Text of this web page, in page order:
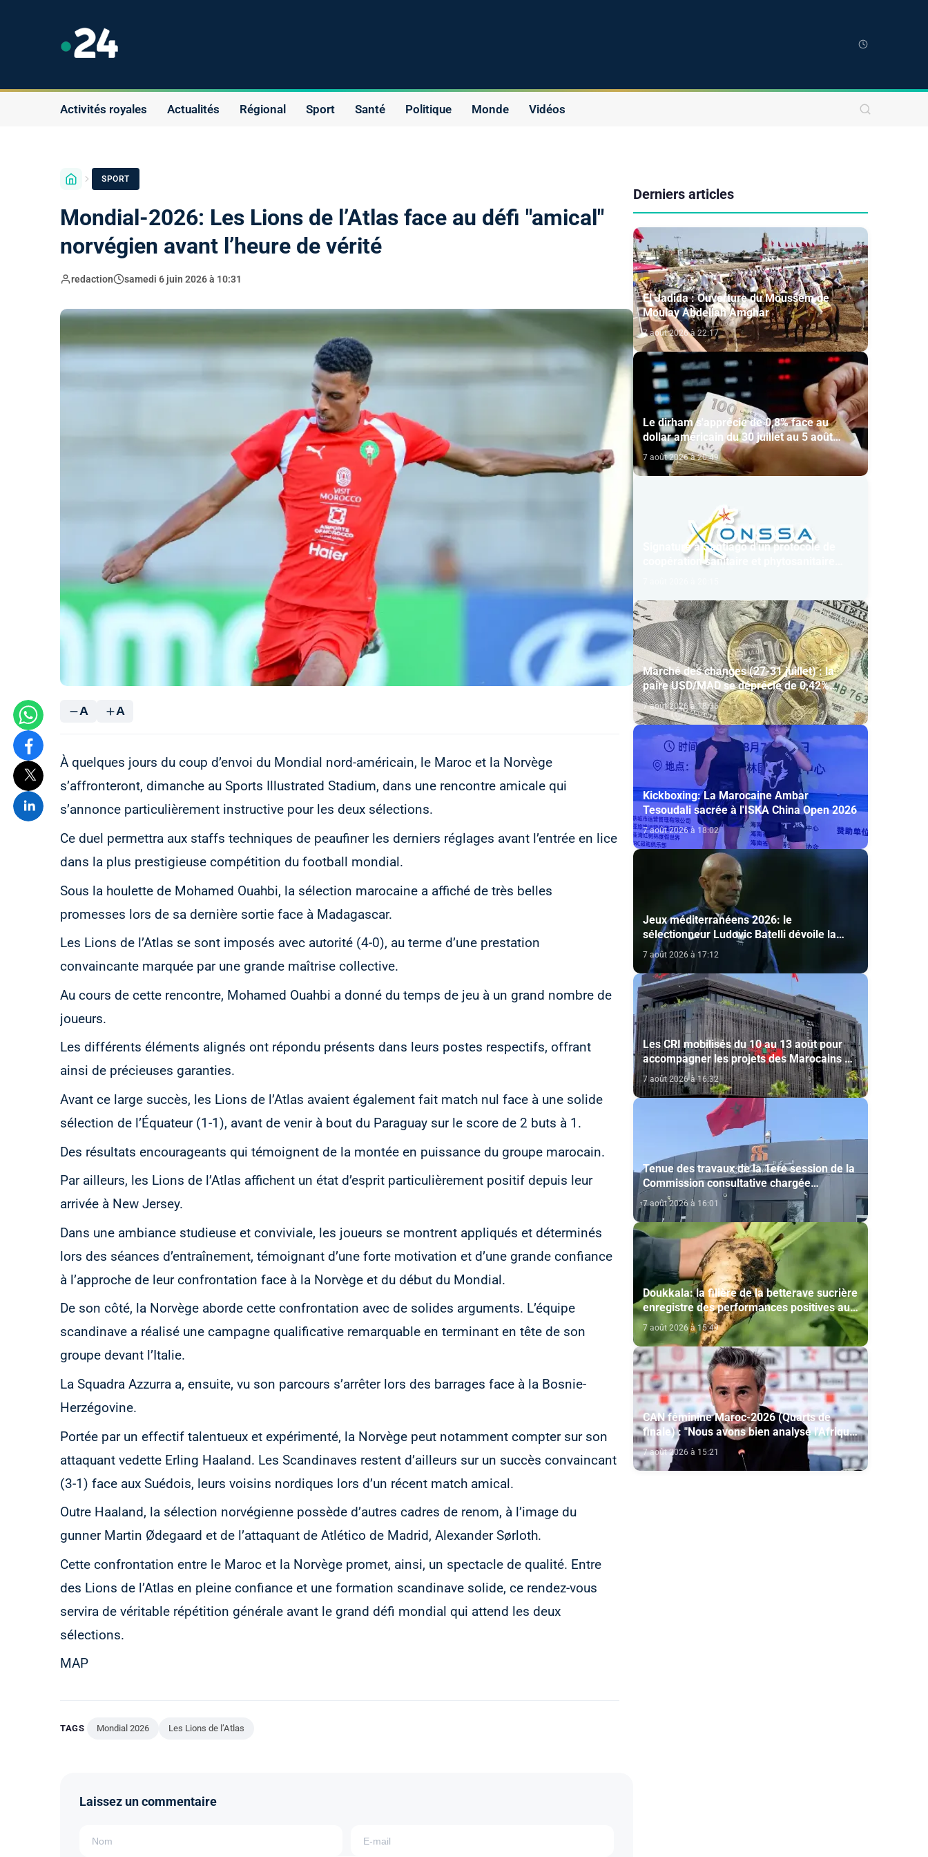
Activités royales Actualités Régional Sport Santé Politique Monde Vidéos
SPORT
Mondial-2026: Les Lions de l’Atlas face au défi "amical"
norvégien avant l’heure de vérité
redaction samedi 6 juin 2026 à 10:31
A A
À quelques jours du coup d’envoi du Mondial nord-américain, le Maroc et la Norvège
s’affronteront, dimanche au Sports Illustrated Stadium, dans une rencontre amicale qui
s’annonce particulièrement instructive pour les deux sélections.
Ce duel permettra aux staffs techniques de peaufiner les derniers réglages avant l’entrée en lice
dans la plus prestigieuse compétition du football mondial.
Sous la houlette de Mohamed Ouahbi, la sélection marocaine a affiché de très belles
promesses lors de sa dernière sortie face à Madagascar.
Les Lions de l’Atlas se sont imposés avec autorité (4-0), au terme d’une prestation
convaincante marquée par une grande maîtrise collective.
Au cours de cette rencontre, Mohamed Ouahbi a donné du temps de jeu à un grand nombre de
joueurs.
Les différents éléments alignés ont répondu présents dans leurs postes respectifs, offrant
ainsi de précieuses garanties.
Avant ce large succès, les Lions de l’Atlas avaient également fait match nul face à une solide
sélection de l’Équateur (1-1), avant de venir à bout du Paraguay sur le score de 2 buts à 1.
Des résultats encourageants qui témoignent de la montée en puissance du groupe marocain.
Par ailleurs, les Lions de l’Atlas affichent un état d’esprit particulièrement positif depuis leur
arrivée à New Jersey.
Dans une ambiance studieuse et conviviale, les joueurs se montrent appliqués et déterminés
lors des séances d’entraînement, témoignant d’une forte motivation et d’une grande confiance
à l’approche de leur confrontation face à la Norvège et du début du Mondial.
De son côté, la Norvège aborde cette confrontation avec de solides arguments. L’équipe
scandinave a réalisé une campagne qualificative remarquable en terminant en tête de son
groupe devant l’Italie.
La Squadra Azzurra a, ensuite, vu son parcours s’arrêter lors des barrages face à la Bosnie-
Herzégovine.
Portée par un effectif talentueux et expérimenté, la Norvège peut notamment compter sur son
attaquant vedette Erling Haaland. Les Scandinaves restent d’ailleurs sur un succès convaincant
(3-1) face aux Suédois, leurs voisins nordiques lors d’un récent match amical.
Outre Haaland, la sélection norvégienne possède d’autres cadres de renom, à l’image du
gunner Martin Ødegaard et de l’attaquant de Atlético de Madrid, Alexander Sørloth.
Cette confrontation entre le Maroc et la Norvège promet, ainsi, un spectacle de qualité. Entre
des Lions de l’Atlas en pleine confiance et une formation scandinave solide, ce rendez-vous
servira de véritable répétition générale avant le grand défi mondial qui attend les deux
sélections.
MAP
TAGS Mondial 2026 Les Lions de l’Atlas
Laissez un commentaire
Derniers articles
El Jadida : Ouverture du Moussem de
Moulay Abdellah Amghar
7 août 2026 à 22:17
Le dirham s'apprécie de 0,8% face au
dollar américain du 30 juillet au 5 août
(BAM)
7 août 2026 à 20:49
Signature à Santiago d'un protocole de
coopération sanitaire et phytosanitaire
Marché des changes (27-31 juillet) : la
paire USD/MAD se déprécie de 0,42%
(AGR)
7 août 2026 à 18:35
Kickboxing: La Marocaine Ambar
Tesoudali sacrée à l'ISKA China Open 2026
7 août 2026 à 18:02
Jeux méditerranéens 2026: le
sélectionneur Ludovic Batelli dévoile la
liste finale de l'équipe nationale U20
7 août 2026 à 17:12
Les CRI mobilisés du 10 au 13 août pour
accompagner les projets des Marocains du
Monde
7 août 2026 à 16:32
Tenue des travaux de la 1ere session de la
Commission consultative chargée
d’émettre un avis sur la délivrance de la
carte du professionnel du cinéma (CCM)
7 août 2026 à 16:01
Doukkala: la filière de la betterave sucrière
enregistre des performances positives au
titre de la campagne agricole 2025-2026
7 août 2026 à 15:49
CAN féminine Maroc-2026 (Quarts de
finale) : "Nous avons bien analysé l'Afrique
du Sud pour aller chercher la victoire"
(Jorge Vilda)
7 août 2026 à 15:21